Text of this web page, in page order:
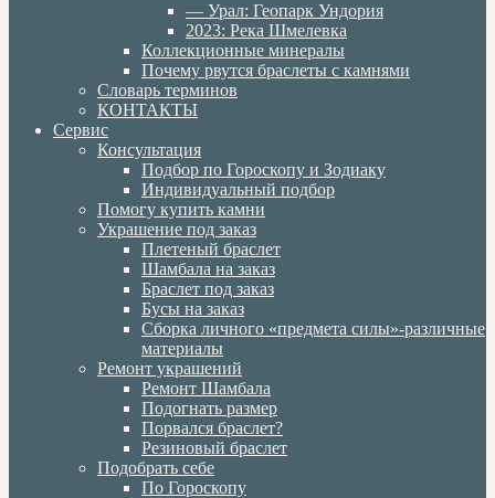
— Урал: Геопарк Ундория
2023: Река Шмелевка
Коллекционные минералы
Почему рвутся браслеты с камнями
Словарь терминов
КОНТАКТЫ
Сервис
Консультация
Подбор по Гороскопу и Зодиаку
Индивидуальный подбор
Помогу купить камни
Украшение под заказ
Плетеный браслет
Шамбала на заказ
Браслет под заказ
Бусы на заказ
Сборка личного «предмета силы»-различные
материалы
Ремонт украшений
Ремонт Шамбала
Подогнать размер
Порвался браслет?
Резиновый браслет
Подобрать себе
По Гороскопу